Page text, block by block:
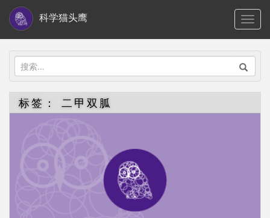
i
科学猫头鹰
搜
索：
标签： 二甲双胍